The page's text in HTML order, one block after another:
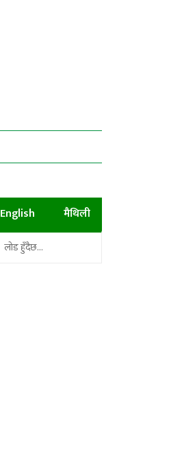
English मैथिली
लोड हुँदैछ...